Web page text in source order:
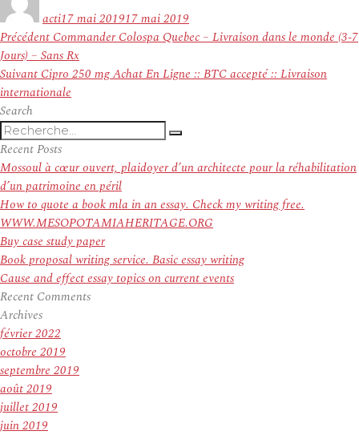
actile
17 mai 201917 mai 2019
Navigation
de
l’article
Précédent Article
précédent :
Commander Colospa Quebec – Livraison dans le monde (3-7
Jours) – Sans Rx
Suivant Article
suivant :
Cipro 250 mg Achat En Ligne :: BTC accepté :: Livraison
internationale
Search
Recherche
pour
:
Recherche
Recent Posts
Mossoul à cœur ouvert, plaidoyer d’un architecte pour la réhabilitation
d’un patrimoine en péril
How to quote a book mla in an essay. Check my writing free.
WWW.MESOPOTAMIAHERITAGE.ORG
Buy case study paper
Book proposal writing service. Basic essay writing
Cause and effect essay topics on current events
Recent Comments
Archives
février 2022
octobre 2019
septembre 2019
août 2019
juillet 2019
juin 2019